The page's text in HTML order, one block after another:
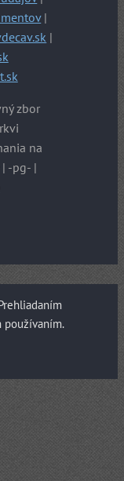
|
|
zbor
na
-pg- |
používaním.